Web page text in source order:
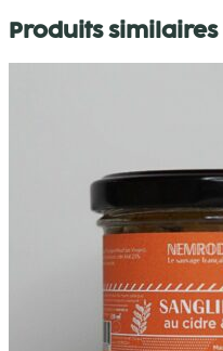
Produits similaires